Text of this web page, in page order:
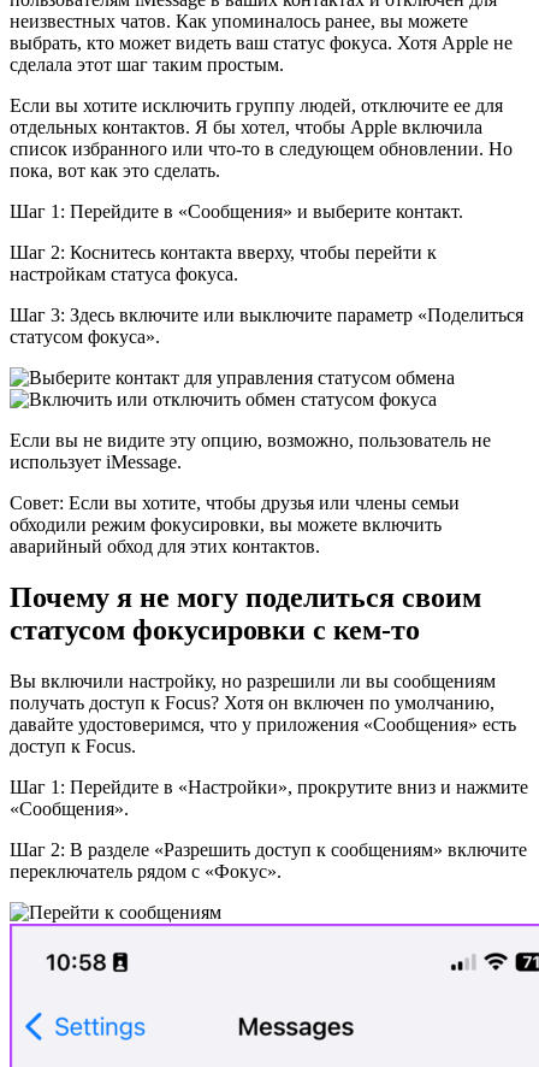
неизвестных чатов. Как упоминалось ранее, вы можете
выбрать, кто может видеть ваш статус фокуса. Хотя Apple не
сделала этот шаг таким простым.
Если вы хотите исключить группу людей, отключите ее для
отдельных контактов. Я бы хотел, чтобы Apple включила
список избранного или что-то в следующем обновлении. Но
пока, вот как это сделать.
Шаг 1: Перейдите в «Сообщения» и выберите контакт.
Шаг 2: Коснитесь контакта вверху, чтобы перейти к
настройкам статуса фокуса.
Шаг 3: Здесь включите или выключите параметр «Поделиться
статусом фокуса».
Если вы не видите эту опцию, возможно, пользователь не
использует iMessage.
Совет: Если вы хотите, чтобы друзья или члены семьи
обходили режим фокусировки, вы можете включить
аварийный обход для этих контактов.
Почему я не могу поделиться своим
статусом фокусировки с кем-то
Вы включили настройку, но разрешили ли вы сообщениям
получать доступ к Focus? Хотя он включен по умолчанию,
давайте удостоверимся, что у приложения «Сообщения» есть
доступ к Focus.
Шаг 1: Перейдите в «Настройки», прокрутите вниз и нажмите
«Сообщения».
Шаг 2: В разделе «Разрешить доступ к сообщениям» включите
переключатель рядом с «Фокус».